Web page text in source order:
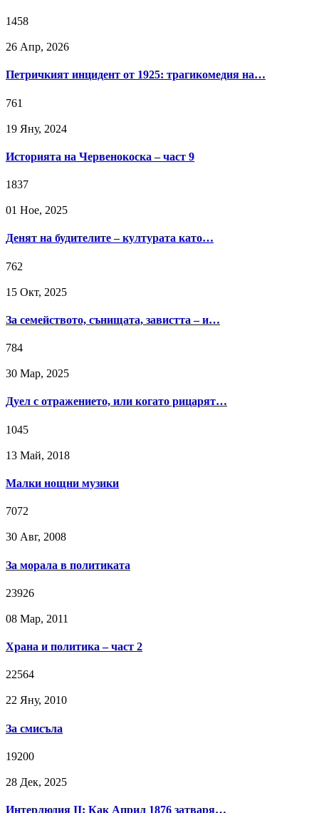
1458
26 Апр, 2026
Петричкият инцидент от 1925: трагикомедия на…
761
19 Яну, 2024
Историята на Червенокоска – част 9
1837
01 Ное, 2025
Денят на будителите – културата като…
762
15 Окт, 2025
За семейството, сънищата, завистта – и…
784
30 Мар, 2025
Дуел с отражението, или когато рицарят…
1045
13 Май, 2018
Малки нощни музики
7072
30 Авг, 2008
За морала в политиката
23926
08 Мар, 2011
Храна и политика – част 2
22564
22 Яну, 2010
За смисъла
19200
28 Дек, 2025
Интерлюдия II: Как Април 1876 затваря…